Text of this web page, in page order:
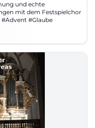
und echte
mit dem Festspielchor
#Advent #Glaube